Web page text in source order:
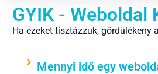
GYIK - Weboldal
Ha ezeket tisztázzuk, gördülékeny
Mennyi idő egy